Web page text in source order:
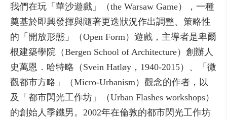
我們在玩「華沙遊戲」（the Warsaw Game），一種
奠基於即興發揮與隨著更迭狀況作出調整、策略性
的「開放形態」（Open Form）遊戲，主導者是卑爾
根建築學院（Bergen School of Architecture）創辦人
史萬恩．哈特略（Svein Hatløy，1940-2015）、「微
觀都市方略」（Micro-Urbanism）觀念的作者，以
及「都市閃光工作坊」（Urban Flashes workshops）
的創始人季鐵男。2002年在倫敦的都市閃光工作坊